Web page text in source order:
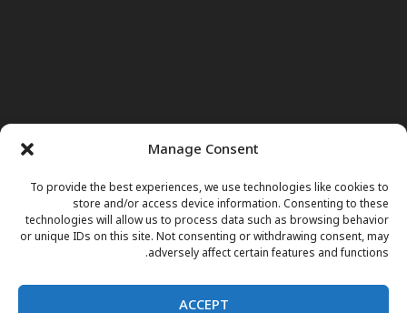
Manage Consent
To provide the best experiences, we use technologies like cookies to
store and/or access device information. Consenting to these
technologies will allow us to process data such as browsing behavior
or unique IDs on this site. Not consenting or withdrawing consent, may
adversely affect certain features and functions.
ACCEPT